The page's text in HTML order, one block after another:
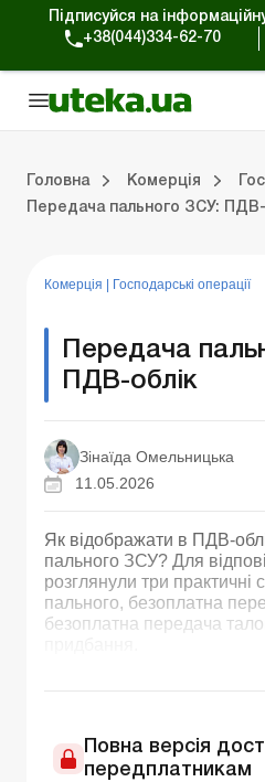
Підписуйся на
+38(044)334-62-70
Головна Комерція
Передача пального ЗСУ: ПДВ-
Комерція Господарські операції
Передача
ПДВ-облік
Зінаїда Омельницька
11.05.2026
Як відображати в ПДВ-
пального ЗСУ? Для
розглянули три практичні
пального, безоплатна
безоплатна передача
Повна версія
передплатникам